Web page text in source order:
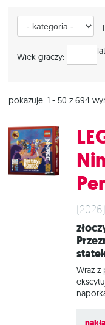
Kategoria
Wiek graczy:
lat
pokazuje: 1 - 50 z 694
(2026)
Złoczyńcy atakują Perłę
Wraz z